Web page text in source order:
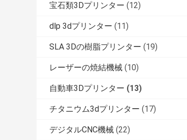
宝石類3Dプリンター (12)
dlp 3dプリンター (11)
SLA 3Dの樹脂プリンター (19)
レーザーの焼結機械 (10)
自動車3Dプリンター (13)
チタニウム3dプリンター (17)
デジタルCNC機械 (22)